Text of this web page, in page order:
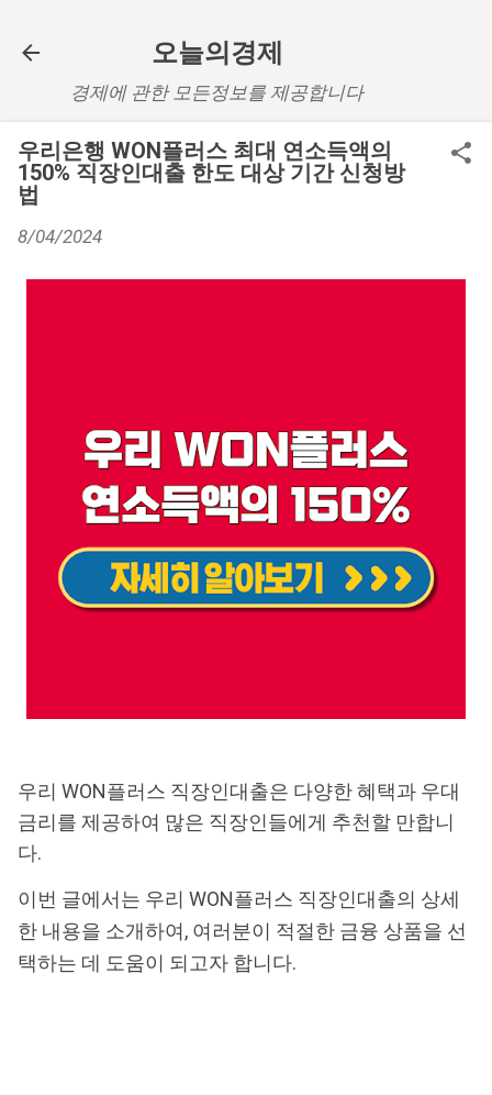
오늘의경제
경제에 관한 모든정보를 제공합니다
우리은행 WON플러스 최대 연소득액의
150% 직장인대출 한도 대상 기간 신청방
법
8/04/2024
우리 WON플러스 직장인대출은 다양한 혜택과 우대
금리를 제공하여 많은 직장인들에게 추천할 만합니
다.
이번 글에서는 우리 WON플러스 직장인대출의 상세
한 내용을 소개하여, 여러분이 적절한 금융 상품을 선
택하는 데 도움이 되고자 합니다.